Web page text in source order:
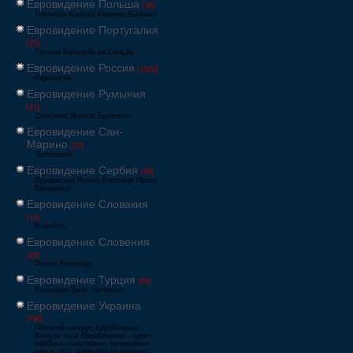
Евровидение Польша [36]
Eurowizja Konkurs Piosenki Eurowizji
Евровидение Португалия
[25]
Festival Eurovisão da Canção
Евровидение Россия [1062]
Европесня
Евровидение Румыния
[41]
Concursul Muzical Eurovision
Евровидение Сан-
Марино [23]
Eurovisione
Евровидение Сербия [39]
Еуровисион Pesma Evrovizije Песма
Евровизије
Евровидение Словакия
[13]
Eurovízia
Евровидение Словения
[26]
Pesem Evrovizije
Евровидение Турция [66]
Eurovision Şarkı Yarışması
Евровидение Украина
[796]
Пісенний конкурс Євробачення
Конкурс пісні Євробачення - одне з
найбільш популярних телевізійних
шоу в світі, проводиться щорічно,